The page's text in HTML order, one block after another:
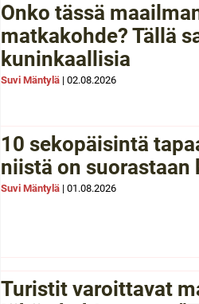
Onko tässä
matkakohde? Tällä
kuninkaallisia
Suvi Mäntylä | 02.08.2026
10 sekopäisintä
niistä on suorastaan
Suvi Mäntylä | 01.08.2026
Turistit varoittavat